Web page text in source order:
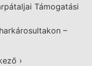
Támogatási
–
›